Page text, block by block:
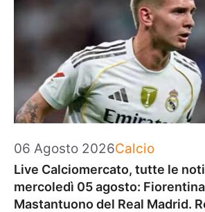
06 Agosto 2026Categorie
Calcio
Live Calciomercato, tutte le
mercoledì 05 agosto:
Mastantuono del Real Madrid.